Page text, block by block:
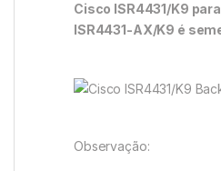
Cisco ISR4431/K9
ISR4431-AX/K9 é
Observação: